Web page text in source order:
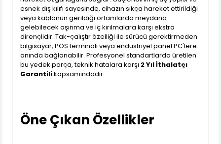
esnek dış kılıfı sayesinde, cihazın sıkça hareket ettirildiği
veya kablonun gerildiği ortamlarda meydana
gelebilecek aşınma ve iç kırılmalara karşı ekstra
dirençlidir. Tak-çalıştır özelliği ile sürücü gerektirmeden
bilgisayar, POS terminali veya endüstriyel panel PC'lere
anında bağlanabilir. Profesyonel standartlarda üretilen
bu yedek parça, teknik hatalara karşı 2 Yıl İthalatçı
Garantilikapsamındadır.
Öne Çıkan Özellikler